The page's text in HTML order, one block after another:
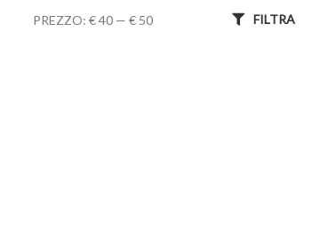
FILTRA
PREZZO: € 40 — € 50